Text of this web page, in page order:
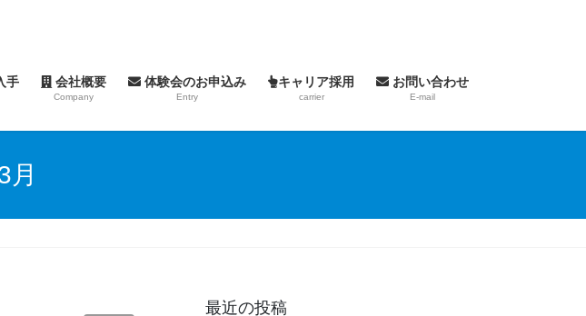
手 会社概要
Company
体験会のお申込み
Entry
キャリア採用
carrier
お問い合わせ
E-mail
月
最近の投稿